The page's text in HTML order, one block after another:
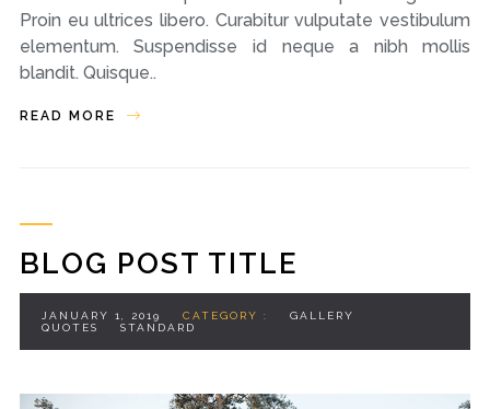
Proin eu ultrices libero. Curabitur vulputate vestibulum
elementum. Suspendisse id neque a nibh mollis
blandit. Quisque..
READ MORE
BLOG POST TITLE
JANUARY 1, 2019 CATEGORY :
GALLERY
QUOTES
STANDARD